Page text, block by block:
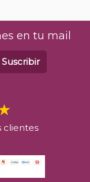
en tu mail
Suscribir
clientes